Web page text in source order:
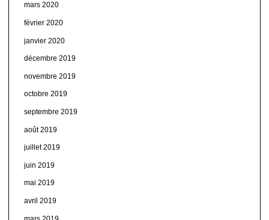
mars 2020
février 2020
janvier 2020
décembre 2019
novembre 2019
octobre 2019
septembre 2019
août 2019
juillet 2019
juin 2019
mai 2019
avril 2019